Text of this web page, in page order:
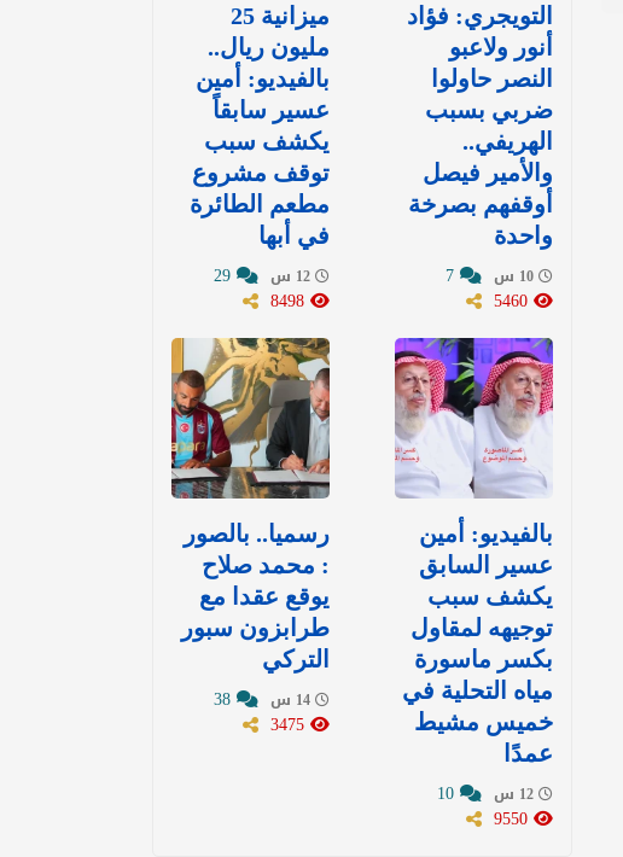
التويجري: فؤاد
أنور ولاعبو
النصر حاولوا
ضربي بسبب
الهريفي..
والأمير فيصل
أوقفهم بصرخة
واحدة
ميزانية 25
مليون ريال..
بالفيديو: أمين
عسير سابقاً
يكشف سبب
توقف مشروع
مطعم الطائرة
في أبها
بالفيديو: أمين
عسير السابق
يكشف سبب
توجيهه لمقاول
بكسر ماسورة
مياه التحلية في
خميس مشيط
عمدًا
رسميا.. بالصور
: محمد صلاح
يوقع عقدا مع
طرابزون سبور
التركي